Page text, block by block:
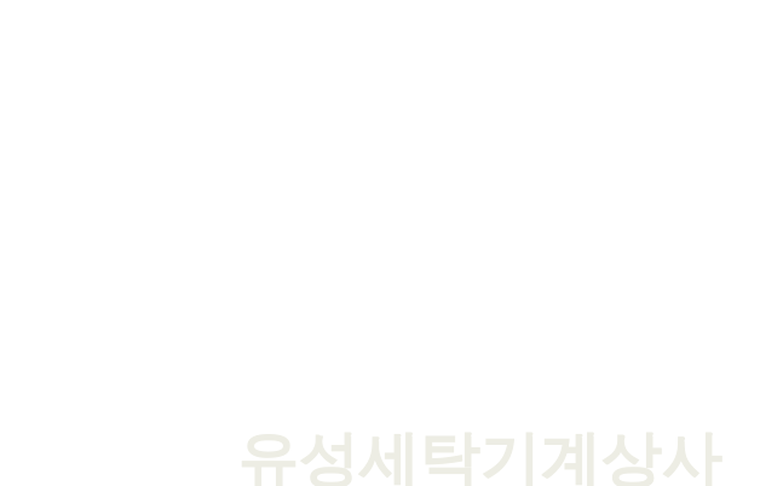
유성세탁기계상사